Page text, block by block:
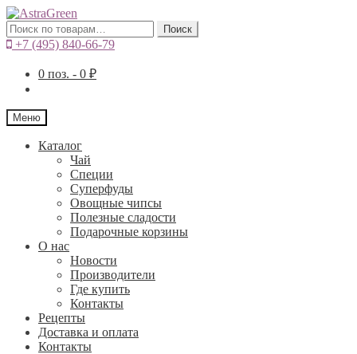
Искать: Поиск
+7 (495) 840-66-79
0 поз. - 0 ₽
Меню
Каталог
Чай
Специи
Cуперфуды
Овощные чипсы
Полезные сладости
Подарочные корзины
О нас
Новости
Производители
Где купить
Контакты
Рецепты
Доставка и оплата
Контакты